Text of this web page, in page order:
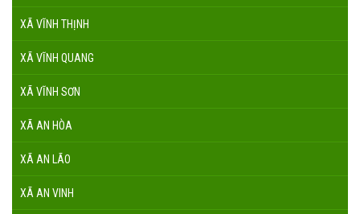
XÃ VĨNH THỊNH
XÃ VĨNH QUANG
XÃ VĨNH SƠN
XÃ AN HÒA
XÃ AN LÃO
XÃ AN VINH